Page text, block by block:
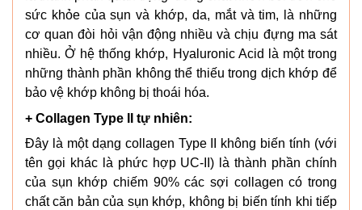
sức khỏe của sụn và khớp, da, mắt và tim, là những
cơ quan đòi hỏi vận động nhiều và chịu đựng ma sát
nhiều. Ở hệ thống khớp, Hyaluronic Acid là một trong
những thành phần không thể thiếu trong dịch khớp để
bảo vệ khớp không bị thoái hóa.
+ Collagen Type II tự nhiên:
Đây là một dạng collagen Type II không biến tính (với
tên gọi khác là phức hợp UC-II) là thành phần chính
của sụn khớp chiếm 90% các sợi collagen có trong
chất căn bản của sụn khớp, không bị biến tính khi tiếp